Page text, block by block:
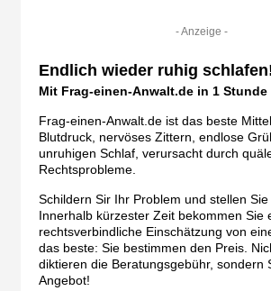
- Anzeige -
Endlich wieder ruhig
Mit Frag-einen-Anwalt.de in 1
Frag-einen-Anwalt.de ist das beste
Blutdruck, nervöses Zittern, endlose
unruhigen Schlaf, verursacht durch
Rechtsprobleme.
Schildern Sir Ihr Problem und stellen Sie
Innerhalb kürzester Zeit bekommen Sie
rechtsverbindliche Einschätzung von
das beste: Sie bestimmen den Preis.
diktieren die Beratungsgebühr, sondern
Angebot!